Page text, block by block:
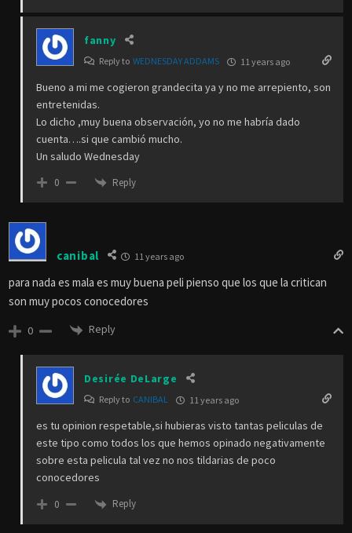
fanny
Reply to WEDNESDAY ADDAMS 11 years ago
Bueno a mi me cogieron grandecita ya y no me arrepiento, son
entretenidas.
Lo dicho ,muy buena observación, yo no me habría dado
cuenta….si que cambió mucho.
Un saludo Wednesday
0 Reply
canibal 11 years ago
para nada es mala es muy buena peli pienso que los que la critican
son muy pocos conocedores
0 Reply
Desirée DeLarge
Reply to CANIBAL 11 years ago
es tu opinion respetable,si hubieras visto tantas peliculas de
este tipo como todos los que hemos opinado negativamente
sobre esta pelicula tal vez no nos tildarias de poco
conocedores
0 Reply